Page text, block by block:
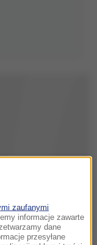
zaufanymi
informacje zawarte
dane
przesyłane